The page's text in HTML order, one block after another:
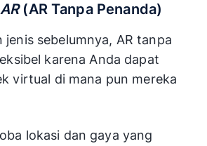
AR(AR Tanpa Penanda)
jenis sebelumnya, AR tanpa
karena Anda dapat
virtual di mana pun mereka
lokasi dan gaya yang